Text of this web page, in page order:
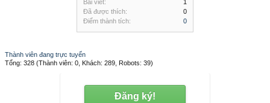
Bài viết:
1
Đã được thích:
0
Điểm thành tích:
0
Thành viên đang trực tuyến
Tổng: 328 (Thành viên: 0, Khách: 289, Robots: 39)
Đăng ký!